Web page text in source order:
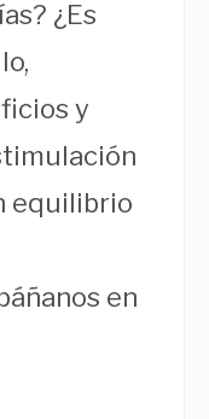
¿Es
y
equilibrio
en